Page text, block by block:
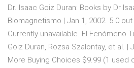
Dr. Isaac Goiz Duran: Books by Dr
Biomagnetismo | Jan 1, 2002. 5.0
Currently unavailable. El Fenómeno
Goiz Duran, Rozsa Szalontay, et al. |
More Buying Choices $9.99 (1 used